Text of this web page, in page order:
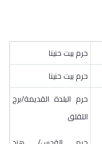
حرم بيت حنينا
حرم بيت حنينا
حرم البلدة القديمة/برج
اللقلق